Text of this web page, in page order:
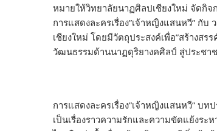
หมายให้วิทยาลัยนาฏศิลปเชียงใหม่ จัดกิจ
การแสดงละครเรื่อง”เจ้าหญิงแสนหวี” กั
เชียงใหม่ โดยมีวัตถุประสงค์เพื่อ”สร้างส
วัฒนธรรมด้านนาฏดุริยางคศิลป์ สู่ประชา
การแสดงละครเรื่อง”เจ้าหญิงแสนหวี” บ
เป็นเรื่องราวความรักและความขัดแย้งร